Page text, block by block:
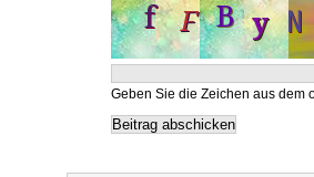
Geben Sie die Zeichen aus dem